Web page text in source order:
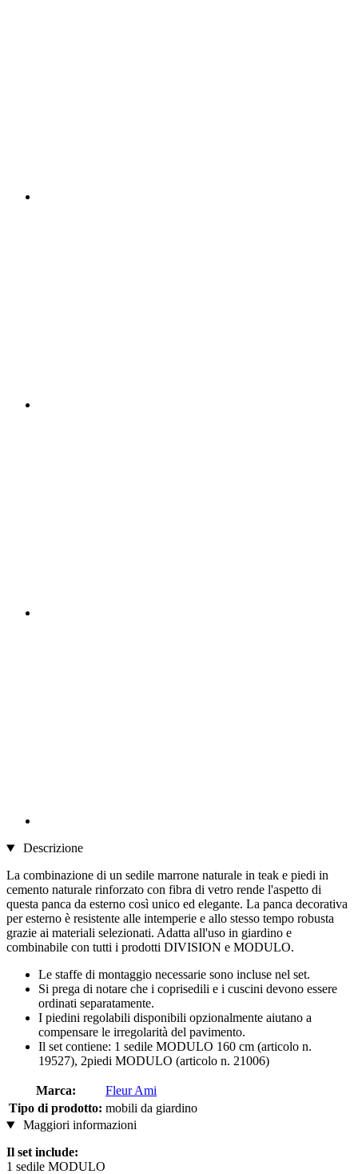
Descrizione
La combinazione di un sedile marrone naturale in teak e piedi in
cemento naturale rinforzato con fibra di vetro rende l'aspetto di
questa panca da esterno così unico ed elegante. La panca decorativa
per esterno è resistente alle intemperie e allo stesso tempo robusta
grazie ai materiali selezionati. Adatta all'uso in giardino e
combinabile con tutti i prodotti DIVISION e MODULO.
Le staffe di montaggio necessarie sono incluse nel set.
Si prega di notare che i coprisedili e i cuscini devono essere
ordinati separatamente.
I piedini regolabili disponibili opzionalmente aiutano a
compensare le irregolarità del pavimento.
Il set contiene: 1 sedile MODULO 160 cm (articolo n.
19527), 2piedi MODULO (articolo n. 21006)
Marca:
Fleur Ami
Tipo di prodotto: mobili da giardino
Maggiori informazioni
Il set include:
1 sedile MODULO